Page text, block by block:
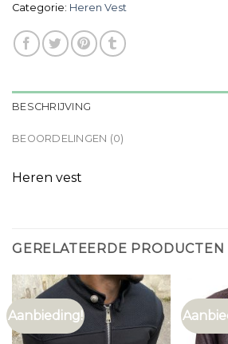
Categorie: Heren Vest
BESCHRIJVING
BEOORDELINGEN (0)
Heren vest
GERELATEERDE PRODUCTEN
Aanbieding!